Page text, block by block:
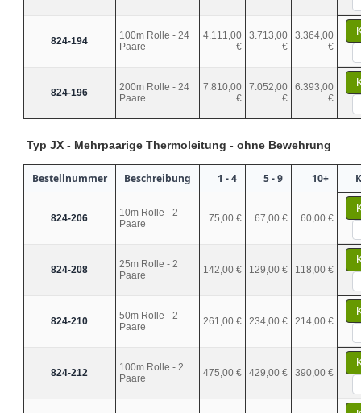
824-194
100m Rolle - 24
Paare
4.111,00
€
3.713,00
€
3.364,00
€
824-196
200m Rolle - 24
Paare
7.810,00
€
7.052,00
€
6.393,00
€
Typ JX - Mehrpaarige Thermoleitung - ohne Bewehrung
Bestellnummer Beschreibung 1 - 4 5 - 9 10+
824-206
10m Rolle - 2
Paare
75,00 € 67,00 € 60,00 €
824-208
25m Rolle - 2
Paare
142,00 € 129,00 € 118,00 €
824-210
50m Rolle - 2
Paare
261,00 € 234,00 € 214,00 €
824-212
100m Rolle - 2
Paare
475,00 € 429,00 € 390,00 €